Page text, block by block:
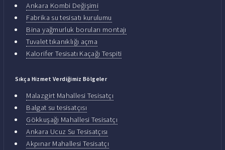
Ankara Kombi Değişimi
Fabrika su tesisatı kurulumu
Bina yağmurluk boruları montajı
Tuvalet tıkanıklığı açma
Kalorifer Tesisatı Kaçağı Tespiti
Sıkça Hizmet Verdiğimiz Bölgeler
Malazgirt Mahallesi Tesisatçı
Balgat su tesisatçısı
Gökkuşağı Mahallesi Tesisatçı
Ankara Ucuz Su Tesisatçısı
Akpınar Mahallesi Tesisatçı